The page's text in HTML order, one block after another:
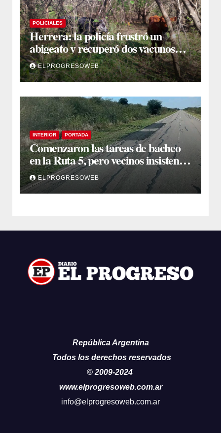
POLICIALES
Herrera: la policía frustró un
abigeato y recuperó dos vacunos
ocultos en una zona montuosa
ELPROGRESOWEB
INTERIOR PORTADA
Comenzaron las tareas de bacheo
en la Ruta 5, pero vecinos insisten
en un reclamo integral
ELPROGRESOWEB
República Argentina
Todos los derechos reservados
© 2009-2024
www.elprogresoweb.com.ar
info@elprogresoweb.com.ar